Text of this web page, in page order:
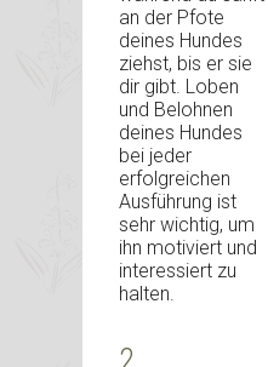
an der Pfote
deines Hundes
ziehst, bis er sie
dir gibt. Loben
und Belohnen
deines Hundes
bei jeder
erfolgreichen
Ausführung ist
sehr wichtig, um
ihn motiviert und
interessiert zu
halten.